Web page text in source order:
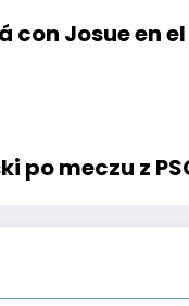
con Josue en
po meczu z